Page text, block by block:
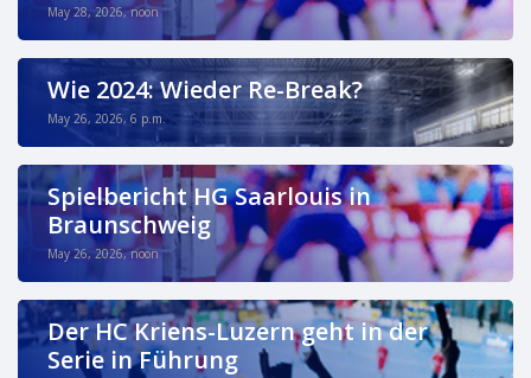
May 28, 2026, noon
Wie 2024: Wieder Re-Break?
May 26, 2026, 6 p.m.
Spielbericht HG Saarlouis in
Braunschweig
May 26, 2026, noon
Der HC Kriens-Luzern geht in der
Serie in Führung